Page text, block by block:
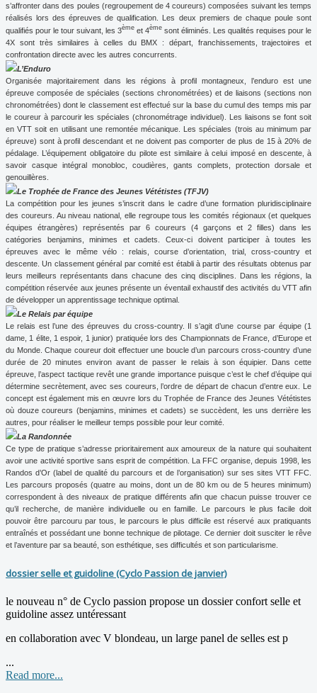
s’affronter dans des poules (regroupement de 4 coureurs) composées suivant les temps
réalisés lors des épreuves de qualification. Les deux premiers de chaque poule sont
qualifiés pour le tour suivant, les 3ème et 4ème sont éliminés. Les qualités requises pour le
4X sont très similaires à celles du BMX : départ, franchissements, trajectoires et
confrontation directe avec les autres concurrents.
L’Enduro
Organisée majoritairement dans les régions à profil montagneux, l’enduro est une
épreuve composée de spéciales (sections chronométrées) et de liaisons (sections non
chronométrées) dont le classement est effectué sur la base du cumul des temps mis par
le coureur à parcourir les spéciales (chronométrage individuel). Les liaisons se font soit
en VTT soit en utilisant une remontée mécanique. Les spéciales (trois au minimum par
épreuve) sont à profil descendant et ne doivent pas comporter de plus de 15 à 20% de
pédalage. L’équipement obligatoire du pilote est similaire à celui imposé en descente, à
savoir casque intégral monobloc, coudières, gants complets, protection dorsale et
genouillères.
Le Trophée de France des Jeunes Vététistes (TFJV)
La compétition pour les jeunes s’inscrit dans le cadre d’une formation pluridisciplinaire
des coureurs. Au niveau national, elle regroupe tous les comités régionaux (et quelques
équipes étrangères) représentés par 6 coureurs (4 garçons et 2 filles) dans les
catégories benjamins, minimes et cadets. Ceux-ci doivent participer à toutes les
épreuves avec le même vélo : relais, course d’orientation, trial, cross-country et
descente. Un classement général par comité est établi à partir des résultats obtenus par
leurs meilleurs représentants dans chacune des cinq disciplines. Dans les régions, la
compétition réservée aux jeunes présente un éventail exhaustif des activités du VTT afin
de développer un apprentissage technique optimal.
Le Relais par équipe
Le relais est l’une des épreuves du cross-country. Il s’agit d’une course par équipe (1
dame, 1 élite, 1 espoir, 1 junior) pratiquée lors des Championnats de France, d’Europe et
du Monde. Chaque coureur doit effectuer une boucle d’un parcours cross-country d’une
durée de 20 minutes environ avant de passer le relais à son équipier. Dans cette
épreuve, l’aspect tactique revêt une grande importance puisque c’est le chef d’équipe qui
détermine secrètement, avec ses coureurs, l’ordre de départ de chacun d’entre eux. Le
concept est également mis en œuvre lors du Trophée de France des Jeunes Vététistes
où douze coureurs (benjamins, minimes et cadets) se succèdent, les uns derrière les
autres, pour réaliser le meilleur temps possible pour leur comité.
La Randonnée
Ce type de pratique s’adresse prioritairement aux amoureux de la nature qui souhaitent
avoir une activité sportive sans esprit de compétition. La FFC organise, depuis 1998, les
Randos d’Or (label de qualité du parcours et de l’organisation) sur ses sites VTT FFC.
Les parcours proposés (quatre au moins, dont un de80 km ou de 5 heures minimum)
correspondent à des niveaux de pratique différents afin que chacun puisse trouver ce
qu’il recherche, de manière individuelle ou en famille. Le parcours le plus facile doit
pouvoir être parcouru par tous, le parcours le plus difficile est réservé aux pratiquants
entraînés et possédant une bonne technique de pilotage. Ce dernier doit susciter le rêve
et l’aventure par sa beauté, son esthétique, ses difficultés et son particularisme.
dossier selle et guidoline (Cyclo Passion de janvier)
le nouveau n° de Cyclo passion propose un dossier confort selle et
guidoline assez untéressant
en collaboration avec V blondeau, un large panel de selles est p
...
Read more...